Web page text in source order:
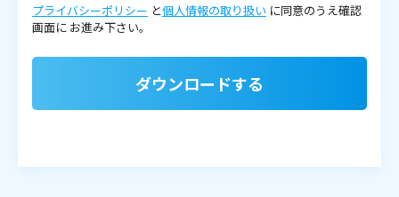
プライバシーポリシー と個人情報の取り扱い に同意のうえ確認
画面に お進み下さい。
ダウンロードする